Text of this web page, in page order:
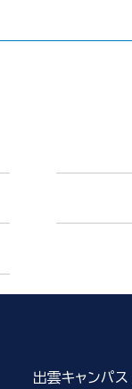
出雲キャンパス